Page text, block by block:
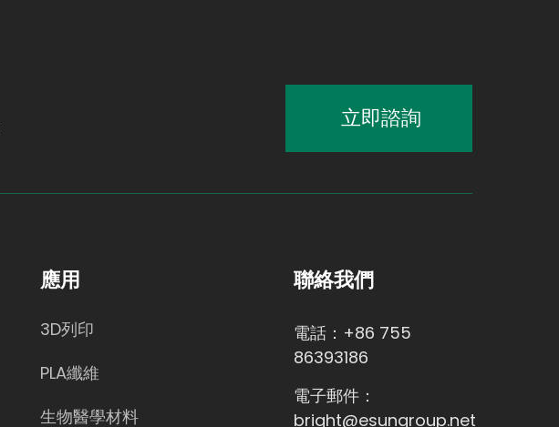
立即諮詢
應用
3D列印
PLA纖維
生物醫學材料
聯絡我們
電話：+86 755
86393186
電子郵件：
bright@esungroup.net